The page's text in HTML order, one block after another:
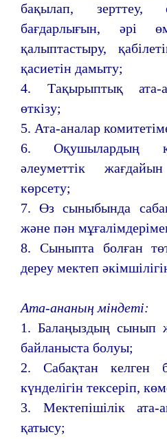
бақылап, зерттеу,
бағдарлығын, әрі
қалыптастыру,
қасиетін дамыту;
4. Тақырыптық ата-
өткізу;
5. Ата-аналар
6. Оқушылардың
әлеуметтік
көрсету;
7. Өз сыныбында
және пән
8. Сыныпта болған
дереу мектеп
Ата-ананың міндеті:
1. Балаңыздың сынып
байланыста болуы;
2. Сабақтан келген
күнделігін тексеріп,
3. Мектепішілік ата-
қатысу;